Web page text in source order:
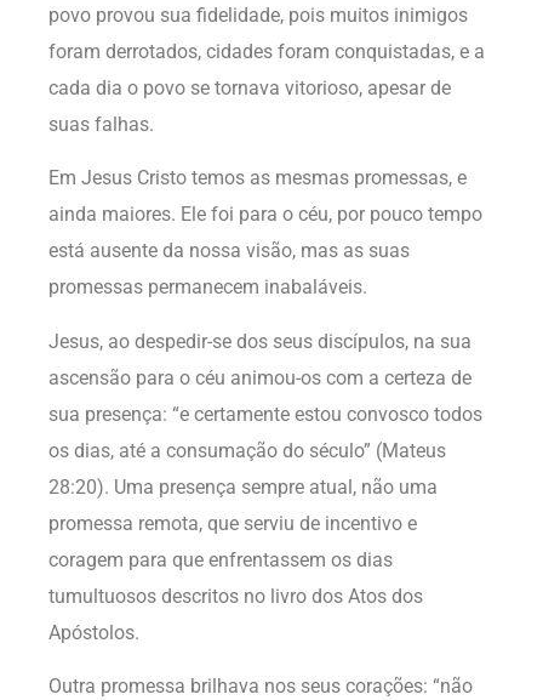
povo provou sua fidelidade, pois muitos inimigos
foram derrotados, cidades foram conquistadas, e a
cada dia o povo se tornava vitorioso, apesar de
suas falhas.
Em Jesus Cristo temos as mesmas promessas, e
ainda maiores. Ele foi para o céu, por pouco tempo
está ausente da nossa visão, mas as suas
promessas permanecem inabaláveis.
Jesus, ao despedir-se dos seus discípulos, na sua
ascensão para o céu animou-os com a certeza de
sua presença: “e certamente estou convosco todos
os dias, até a consumação do século” (Mateus
28:20). Uma presença sempre atual, não uma
promessa remota, que serviu de incentivo e
coragem para que enfrentassem os dias
tumultuosos descritos no livro dos Atos dos
Apóstolos.
Outra promessa brilhava nos seus corações: “não